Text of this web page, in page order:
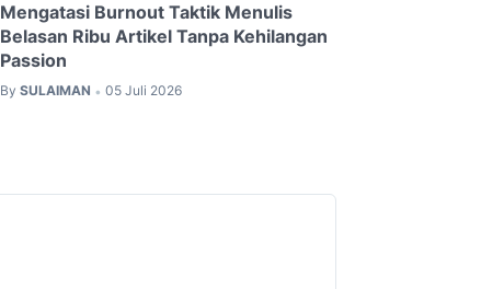
Mengatasi Burnout Taktik Menulis
Belasan Ribu Artikel Tanpa Kehilangan
Passion
By SULAIMAN • 05 Juli 2026